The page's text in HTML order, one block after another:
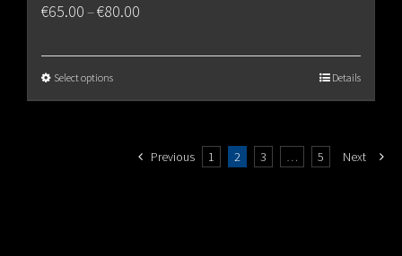
€65.00–€80.00
Select options Details
Previous 1 2 3 … 5 Next